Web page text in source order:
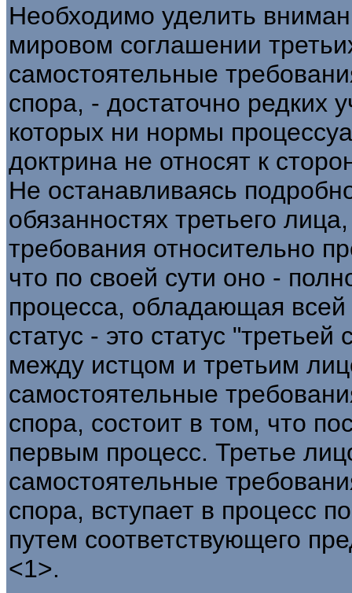
Необходимо уделить
мировом соглашении
самостоятельные
спора, - достаточно редких
которых ни нормы
доктрина не относят к
Не останавливаясь
обязанностях третьего
требования относительно
что по своей сути оно -
процесса, обладающая всей
статус - это статус
между истцом и третьим
самостоятельные
спора, состоит в том, что
первым процесс. Третье
самостоятельные
спора, вступает в процесс
путем соответствующего
<1>.